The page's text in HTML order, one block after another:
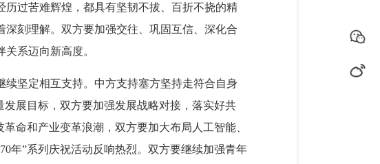
过苦难辉煌，都具有坚韧不拔、百折不挠的精
刻理解。双方要加强交往、巩固互信、深化合
系迈向新高度。
坚定相互支持。中方支持塞方坚持走符合自身
展目标，双方要加强发展战略对接，落实好共
命和产业变革浪潮，双方要加大布局人工智能、
年”系列庆祝活动反响热烈。双方要继续加强青年